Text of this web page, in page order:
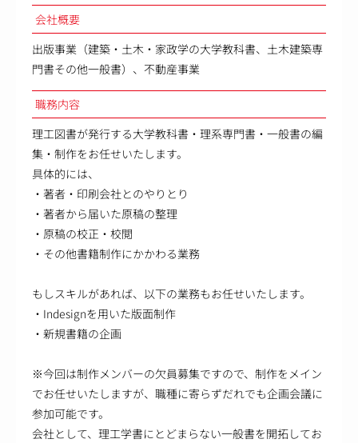
会社概要
出版事業（建築・土木・家政学の大学教科書、土木建築専
門書その他一般書）、不動産事業
職務内容
理工図書が発行する大学教科書・理系専門書・一般書の編
集・制作をお任せいたします。
具体的には、
・著者・印刷会社とのやりとり
・著者から届いた原稿の整理
・原稿の校正・校閲
・その他書籍制作にかかわる業務
もしスキルがあれば、以下の業務もお任せいたします。
・Indesignを用いた版面制作
・新規書籍の企画
※今回は制作メンバーの欠員募集ですので、制作をメイン
でお任せいたしますが、職種に寄らずだれでも企画会議に
参加可能です。
会社として、理工学書にとどまらない一般書を開拓してお